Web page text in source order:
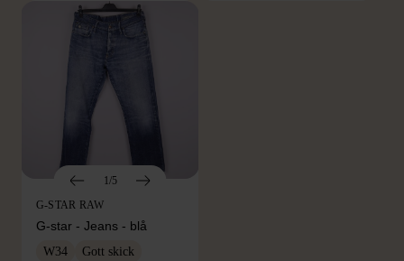
1/5
G-STAR RAW
G-star - Jeans - blå
W34 Gott skick